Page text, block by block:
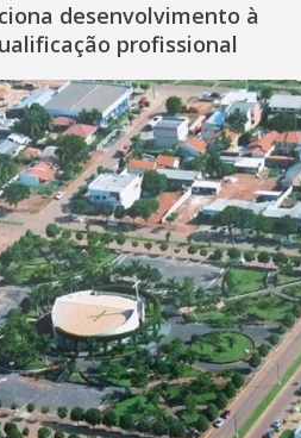
desenvolvimento à
profissional